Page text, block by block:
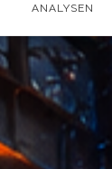
ANALYSEN